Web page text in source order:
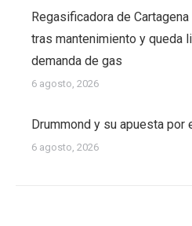
Regasificadora de
tras mantenimiento y queda
demanda de gas
6 agosto, 2026
Drummond y su apuesta
6 agosto, 2026